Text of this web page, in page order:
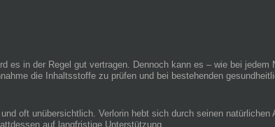
es in der Regel gut vertragen. Dennoch kann es – wie bei
die Inhaltsstoffe zu prüfen und bei bestehenden
oft unübersichtlich. Verlorin hebt sich durch seinen
auf langfristige Unterstützung.